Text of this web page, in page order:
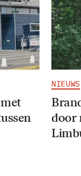
NIEUWS
door